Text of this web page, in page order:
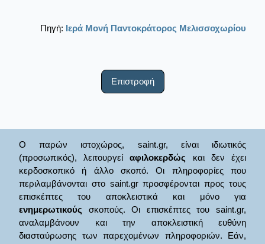
Πηγή: Ιερά Μονή Παντοκράτορος Μελισσοχωρίου
Επιστροφή
Ο παρών ιστοχώρος, saint.gr, είναι ιδιωτικός
(προσωπικός), λειτουργείαφιλοκερδώς και δεν έχει
κερδοσκοπικό ή άλλο σκοπό. Οι πληροφορίες που
περιλαμβάνονται στο saint.gr προσφέρονται προς τους
επισκέπτες του αποκλειστικά και μόνο για
ενημερωτικούς σκοπούς. Οι επισκέπτες του saint.gr,
αναλαμβάνουν και την αποκλειστική ευθύνη
διασταύρωσης των παρεχομένων πληροφοριών. Εάν,